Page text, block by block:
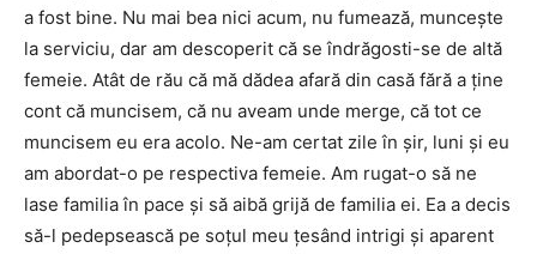
a fost bine. Nu mai bea nici acum, nu fumează, muncește
la serviciu, dar am descoperit că se îndrăgosti-se de altă
femeie. Atât de rău că mă dădea afară din casă fără a ține
cont că muncisem, că nu aveam unde merge, că tot ce
muncisem eu era acolo. Ne-am certat zile în șir, luni și eu
am abordat-o pe respectiva femeie. Am rugat-o să ne
lase familia în pace și să aibă grijă de familia ei. Ea a decis
să-l pedepsească pe soțul meu țesând intrigi și aparent